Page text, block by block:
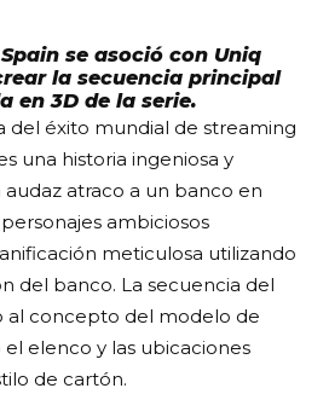
se asoció con Uniq
la secuencia principal
en 3D de la serie.
del éxito mundial de streaming
una historia ingeniosa y
atraco a un banco en
ambiciosos
meticulosa utilizando
del banco. La secuencia del
al concepto del modelo de
elenco y las ubicaciones
de cartón.